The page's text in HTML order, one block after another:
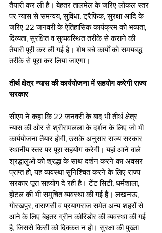
तैयारी कर ली है। बेहतर तालमेल के जरिए लोकल स्तर
पर न्यास से समन्वय, सुविधा, ट्रैफिक, सुरक्षा आदि के
जरिए 22 जनवरी के ऐतिहासिक कार्यक्रम को भव्यता,
दिव्यता, सुरक्षित व सुव्यवस्थित तरीके से कराने की
तैयारी पूरी कर ली गई है। शेष बचे कार्यों को समयबद्ध
तरीके से पूरा कर लिया जाएगा।
तीर्थ क्षेत्र न्यास की कार्ययोजना में सहयोग करेगी राज्य
सरकार
सीएम ने कहा कि 22 जनवरी के बाद भी तीर्थ क्षेत्र
न्यास की ओर से श्रीरामलला के दर्शन के लिए जो भी
कार्ययोजना तैयार होगी, उसके अनुसार राज्य सरकार
स्थानीय स्तर पर पूरा सहयोग करेगी। यहां आने वाले
श्रद्धालुओं को श्रद्धा के साथ दर्शन करने का अवसर
प्राप्त हो, यह व्यवस्था सुनिश्चित करने के लिए राज्य
सरकार पूरा सहयोग दे रही है। टेंट सिटी, धर्मशाला,
होटल की भी समुचित व्यवस्था की गई है। लखनऊ,
गोरखपुर, वाराणसी व प्रयागराज समेत अन्य शहरों से
आने के लिए बेहतर ग्रीन कॉरिडोर की व्यवस्था की गई
है, जिससे किसी को दिक्कत न हो। सुरक्षा की पुख्ता